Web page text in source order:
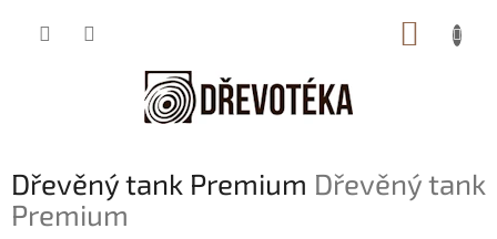
Dřevěný tank Premium Dřevěný tank
Premium